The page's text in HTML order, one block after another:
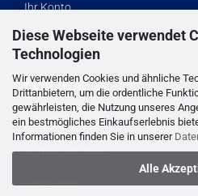
Diese Webseite verwendet
Technologien
Wir verwenden Cookies und ähnliche
Drittanbietern, um die ordentliche
gewährleisten, die Nutzung unseres
ein bestmögliches Einkaufserlebnis
Informationen finden Sie in unserer
Alle
Ihr Konto
Kasse
Kontaktdaten
Impressum
Kontaktformular
Newsletter